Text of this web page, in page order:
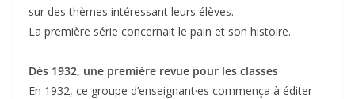
sur des thèmes intéressant leurs élèves.
La première série concernait le pain et son histoire.
Dès 1932, une première revue pour les classes
En 1932, ce groupe d’enseignant·es commença à éditer